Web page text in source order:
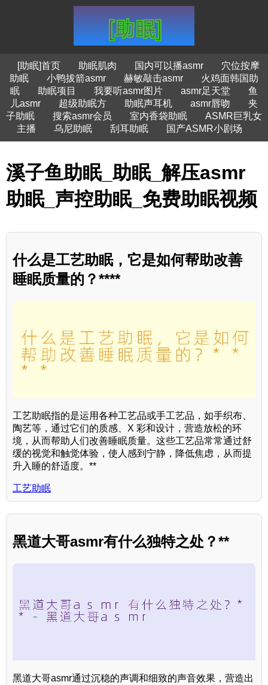
[助眠]首页 助眠肌肉 国内可以播asmr
穴位按摩
助眠
小鸭拔箭asmr 赫敏敲击asmr
火鸡面韩国助
眠
助眠项目 我要听asmr图片 asmr足天堂
鱼
儿asmr
超级助眠方 助眠声耳机 asmr唇吻
夹
子助眠
搜索asmr会员 室内香袋助眠
ASMR巨乳女
主播
乌尼助眠 刮耳助眠 国产ASMR小剧场
溪子鱼助眠_助眠_解压asmr
助眠_声控助眠_免费助眠视频
什么是工艺助眠，它是如何帮助改善
睡眠质量的？****
工艺助眠指的是运用各种工艺品或手工艺品，如手织布、
陶艺等，通过它们的质感、X 彩和设计，营造放松的环
境，从而帮助人们改善睡眠质量。这些工艺品常常通过舒
缓的视觉和触觉体验，使人感到宁静，降低焦虑，从而提
升入睡的舒适度。**
工艺助眠
黑道大哥asmr有什么独特之处？**
黑道大哥asmr通过沉稳的声调和细致的声音效果，营造出